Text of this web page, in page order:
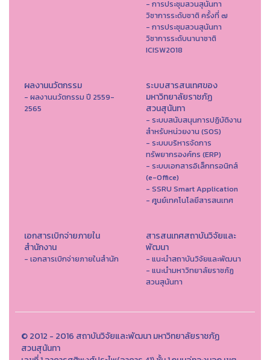
- การประชุมสวนสุนันทา
วิชาการระดับชาติ ครั้งที่ ๗
- การประชุมสวนสุนันทา
วิชาการระดับนานาชาติ
ICISW2018
ผลงานนวัตกรรม
- ผลงานนวัตกรรม ปี 2559-
2565
ระบบสารสนเทศของ
มหาวิทยาลัยราชภัฏ
สวนสุนันทา
- ระบบสนับสนุนการปฏิบัติงาน
สำหรับหน่วยงาน (SOS)
- ระบบบริหารจัดการ
ทรัพยากรองค์กร (ERP)
- ระบบเอกสารอิเล็กทรอนิกส์
(e-Office)
- SSRU Smart Application
- ศูนย์เทคโนโลยีสารสนเทศ
เอกสารเบิกจ่ายภายใน
สำนักงาน
- เอกสารเบิกจ่ายภายในสำนัก
สารสนเทศสถาบันวิจัยและ
พัฒนา
- แนะนำสถาบันวิจัยและพัฒนา
- แนะนำมหาวิทยาลัยราชภัฏ
สวนสุนันทา
© 2012 - 2016 สถาบันวิจัยและพัฒนา มหาวิทยาลัยราชภัฏ
สวนสุนันทา